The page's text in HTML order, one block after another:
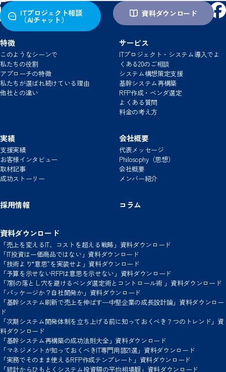
ITプロジェクト相談
（AIチャット）
資料ダウンロード
この進め方で、本当に大丈夫ですか？
ベンダ提案や進め方の違和感、まずは整理してみませんか？
特徴
このようなシーンで
私たちの役割
アプローチの特徴
私たちが選ばれ続けている理由
他社との違い
サービス
ITプロジェクト・システム導入でよ
くある20のご相談
システム構想策定支援
基幹システム再構築
RFP作成・ベンダ選定
よくある質問
料金の考え方
実績
支援実績
お客様インタビュー
取材記事
成功ストーリー
会社概要
代表メッセージ
Philosophy（思想）
会社概要
メンバー紹介
採用情報 コラム
資料ダウンロード
「売上を変えるIT、コストを超える戦略」資料ダウンロード
「IT投資は一価商品ではない」資料ダウンロード
「技術より“意思”を実装せよ」資料ダウンロード
「予算を示せないRFPは意思を示せない」資料ダウンロード
「7割の落とし穴を避けるベンダ選定術とコントロール術 」資料ダウンロード
「パッケージか？自社開発か」資料ダウンロード
「基幹システム刷新で売上を伸ばす─中堅企業の成長設計論」資料ダウンロー
ド
「次期システム開発体制を立ち上げる前に知っておくべき７つのトレンド」資
料ダウンロード
「基幹システム再構築の成功法則大全」資料ダウンロード
「マネジメントが知っておくべきIT専門用語21選」資料ダウンロード
「実務でそのまま使えるRFP作成テンプレート」資料ダウンロード
「統計からひもとくシステム投資額の平均相場観」資料ダウンロード